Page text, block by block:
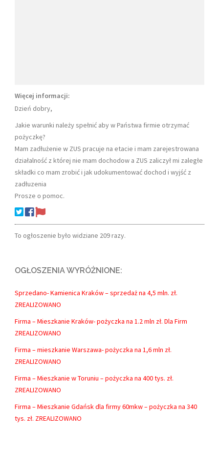
Więcej informacji:
Dzień dobry,
Jakie warunki należy spełnić aby w Państwa firmie otrzymać
pożyczkę?
Mam zadłużenie w ZUS pracuje na etacie i mam zarejestrowana
działalność z której nie mam dochodow a ZUS zaliczył mi zaległe
składki co mam zrobić i jak udokumentować dochod i wyjść z
zadłuzenia
Prosze o pomoc.
To ogłoszenie było widziane 209 razy.
OGŁOSZENIA WYRÓŻNIONE:
Sprzedano- Kamienica Kraków – sprzedaż na 4,5 mln. zł.
ZREALIZOWANO
Firma – Mieszkanie Kraków- pożyczka na 1.2 mln zł. Dla Firm
ZREALIZOWANO
Firma – mieszkanie Warszawa- pożyczka na 1,6 mln zł.
ZREALIZOWANO
Firma – Mieszkanie w Toruniu – pożyczka na 400 tys. zł.
ZREALIZOWANO
Firma – Mieszkanie Gdańsk dla firmy 60mkw – pożyczka na 340
tys. zł. ZREALIZOWANO